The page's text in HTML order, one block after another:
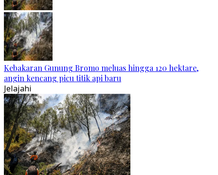
Kebakaran Gunung Bromo meluas hingga 120 hektare,
angin kencang picu titik api baru
Jelajahi